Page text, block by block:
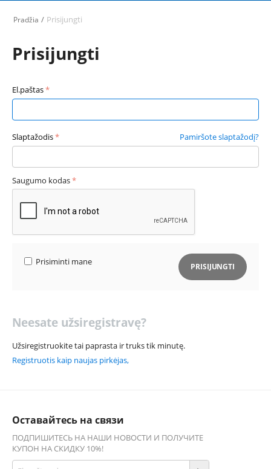
Pradžia / Prisijungti
Prisijungti
El.paštas
Slaptažodis Pamiršote slaptažodį?
Saugumo kodas
PRISIJUNGTI
Prisiminti mane
Neesate užsiregistravę?
Užsiregistruokite tai paprasta ir truks tik minutę.
Registruotis kaip naujas pirkėjas,
Оставайтесь на связи
ПОДПИШИТЕСЬ НА НАШИ НОВОСТИ И ПОЛУЧИТЕ
КУПОН НА СКИДКУ 10%!